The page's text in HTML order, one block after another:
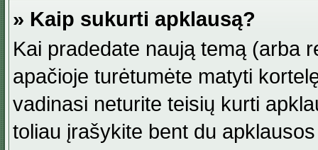
» Kaip sukurti apklausą?
Kai pradedate naują temą (arba
apačioje turėtumėte matyti
vadinasi neturite teisių kurti
toliau įrašykite bent du